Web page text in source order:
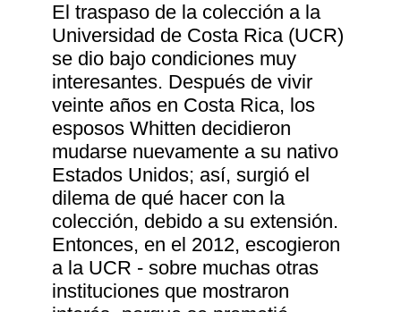
El traspaso de la colección a la
Universidad de Costa Rica (UCR)
se dio bajo condiciones muy
interesantes. Después de vivir
veinte años en Costa Rica, los
esposos Whitten decidieron
mudarse nuevamente a su nativo
Estados Unidos; así, surgió el
dilema de qué hacer con la
colección, debido a su extensión.
Entonces, en el 2012, escogieron
a la UCR - sobre muchas otras
instituciones que mostraron